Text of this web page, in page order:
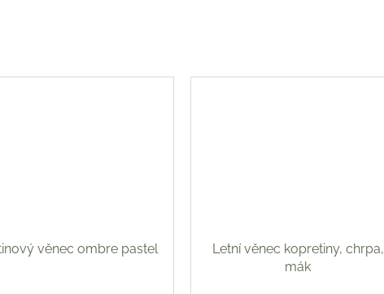
věnec ombre pastel
Letní věnec kopretiny, chrpa,
mák